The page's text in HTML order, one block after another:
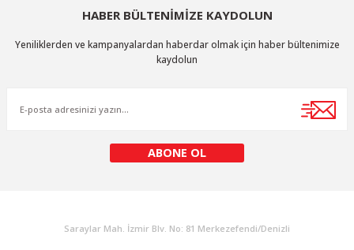
HABER BÜLTENİMİZE KAYDOLUN
Yeniliklerden ve kampanyalardan haberdar olmak için haber bültenimize
kaydolun
ABONE OL
Saraylar Mah. İzmir Blv. No: 81 Merkezefendi/Denizli